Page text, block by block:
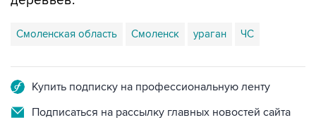
Смоленская область Смоленск ураган ЧС
Купить подписку на профессиональную ленту
Подписаться на рассылку главных новостей сайта